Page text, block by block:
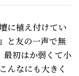
に植え付けてい
と友の一声で無
初はか弱くて小
んなにも大きく